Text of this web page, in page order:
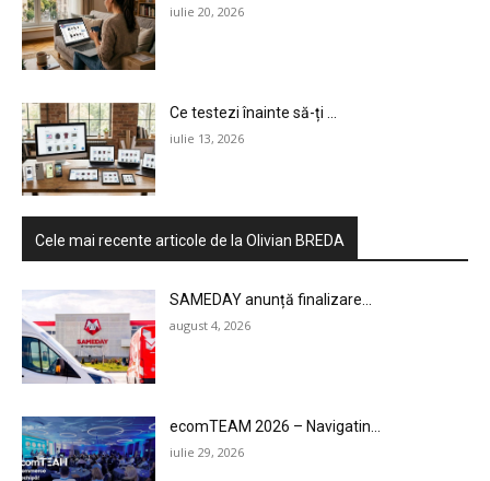
iulie 20, 2026
Ce testezi înainte să-ți ...
iulie 13, 2026
Cele mai recente articole de la Olivian BREDA
SAMEDAY anunță finalizare...
august 4, 2026
ecomTEAM 2026 – Navigatin...
iulie 29, 2026